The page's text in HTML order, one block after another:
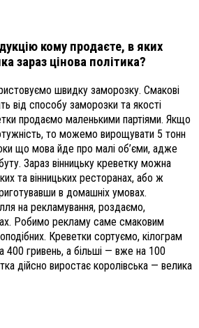
кому продаєте, в яких
зараз цінова політика?
швидку заморозку. Смакові
від способу заморозки та якості
продаємо маленькими партіями. Якщо
то можемо вирощувати 5 тонн
що мова йде про малі об’єми, адже
Зараз вінницьку креветку можна
та вінницьких ресторанах, або ж
в домашніх умовах.
на рекламування, роздаємо,
Робимо рекламу саме смаковим
Креветки сортуємо, кілограм
гривень, а більші — вже на 100
дійсно виростає королівська — велика